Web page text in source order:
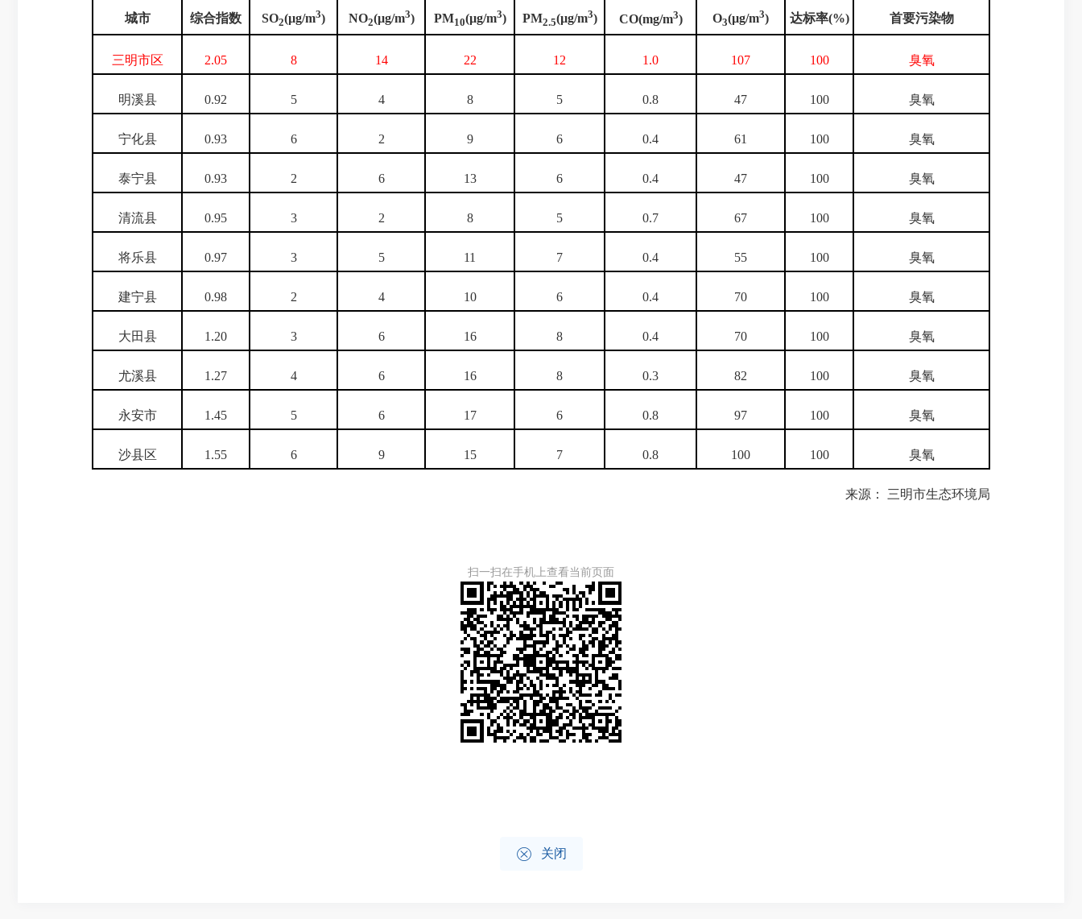
城市 综合指数 SO2(µg/m3) NO2(µg/m3) PM10(µg/m3) PM2.5(µg/m3) CO(mg/m3) O3(µg/m3) 达标率(%) 首要污染物
三明市区 2.05 8 14 22 12 1.0 107 100 臭氧
明溪县 0.92 5 4 8 5 0.8 47 100 臭氧
宁化县 0.93 6 2 9 6 0.4 61 100 臭氧
泰宁县 0.93 2 6 13 6 0.4 47 100 臭氧
清流县 0.95 3 2 8 5 0.7 67 100 臭氧
将乐县 0.97 3 5 11 7 0.4 55 100 臭氧
建宁县 0.98 2 4 10 6 0.4 70 100 臭氧
大田县 1.20 3 6 16 8 0.4 70 100 臭氧
尤溪县 1.27 4 6 16 8 0.3 82 100 臭氧
永安市 1.45 5 6 17 6 0.8 97 100 臭氧
沙县区 1.55 6 9 15 7 0.8 100 100 臭氧
来源： 三明市生态环境局
扫一扫在手机上查看当前页面
 关闭